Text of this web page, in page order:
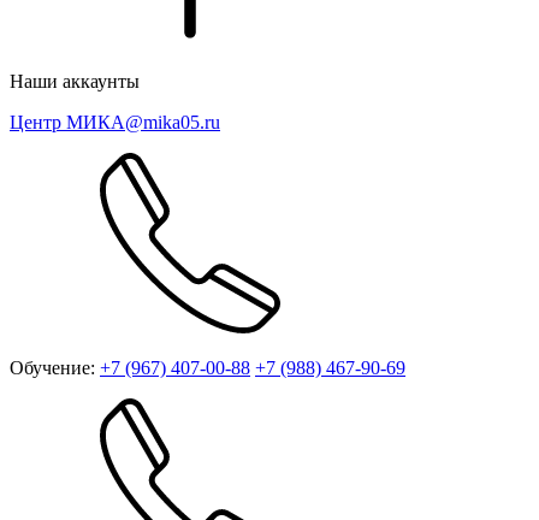
Наши аккаунты
Центр МИКА@mika05.ru
Обучение: +7 (967) 407-00-88 +7 (988) 467-90-69